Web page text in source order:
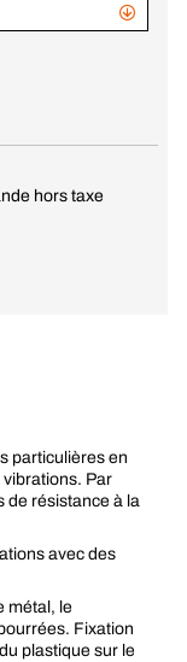
hors taxe
particulières en
Par
de résistance à la
avec des
métal, le
Fixation
plastique sur le